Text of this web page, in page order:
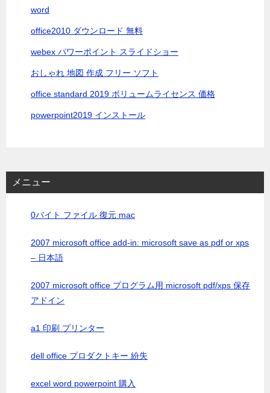
word
office2010 ダウンロード 無料
webex パワーポイント スライドショー
おしゃれ 地図 作成 フリー ソフト
office standard 2019 ボリュームライセンス 価格
powerpoint2019 インストール
メニュー
0バイト ファイル 復元 mac
2007 microsoft office add-in: microsoft save as pdf or xps
– 日本語
2007 microsoft office プログラム用 microsoft pdf/xps 保存
アドイン
a1 印刷 プリンター
dell office プロダクトキー 紛失
excel word powerpoint 購入